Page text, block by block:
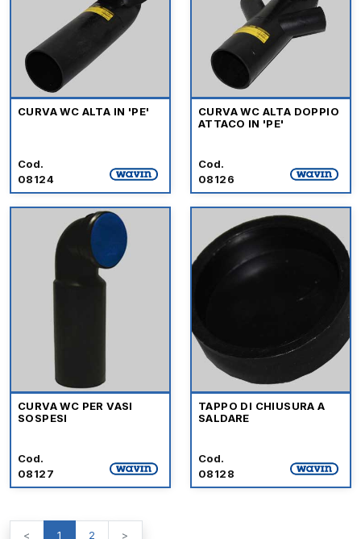
CURVA WC ALTA IN 'PE'
Cod.
08124
CURVA WC ALTA DOPPIO
ATTACO IN 'PE'
Cod.
08126
CURVA WC PER VASI
SOSPESI
Cod.
08127
TAPPO DI CHIUSURA A
SALDARE
Cod.
08128
< 1 2 >